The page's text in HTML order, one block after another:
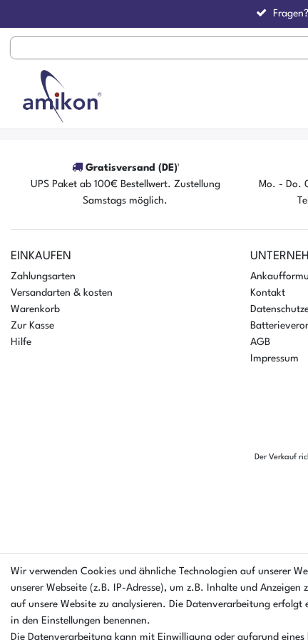
Fragen?
Gratisversand (DE)¹
UPS Paket ab 100€ Bestellwert. Zustellung
Samstags möglich.
Mo. - Do.
EINKAUFEN
Zahlungsarten
Versandarten & kosten
Warenkorb
Zur Kasse
Hilfe
Kontakt
AGB
Impressum
Der Verkauf
Wir verwenden Cookies und ähnliche Technologien auf unserer
unserer Webseite (z.B. IP-Adresse), um z.B. Inhalte und
auf unsere Website zu analysieren. Die Datenverarbeitung
in den Einstellungen benennen.
Die Datenverarbeitung kann mit Einwilligung oder aufgrund